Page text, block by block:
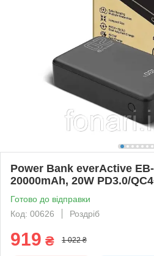
Power Bank everActive
20000mAh, 20W PD3.0/
Готово до відправки
Код: 00626
Роздріб
919 ₴ 1 022 ₴